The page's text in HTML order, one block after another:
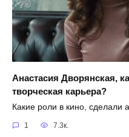
Анастасия Дворянская,
творческая карьера?
Какие роли в кино, сделали
1 7.3к.